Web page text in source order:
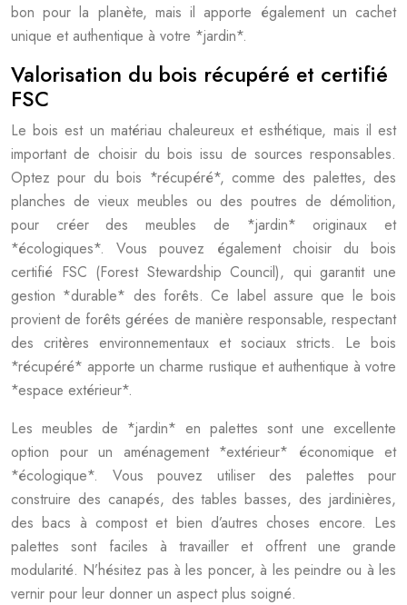
bon pour la planète, mais il apporte également un cachet
unique et authentique à votre *jardin*.
Valorisation du bois récupéré et certifié
FSC
Le bois est un matériau chaleureux et esthétique, mais il est
important de choisir du bois issu de sources responsables.
Optez pour du bois *récupéré*, comme des palettes, des
planches de vieux meubles ou des poutres de démolition,
pour créer des meubles de *jardin* originaux et
*écologiques*. Vous pouvez également choisir du bois
certifié FSC (Forest Stewardship Council), qui garantit une
gestion *durable* des forêts. Ce label assure que le bois
provient de forêts gérées de manière responsable, respectant
des critères environnementaux et sociaux stricts. Le bois
*récupéré* apporte un charme rustique et authentique à votre
*espace extérieur*.
Les meubles de *jardin* en palettes sont une excellente
option pour un aménagement *extérieur* économique et
*écologique*. Vous pouvez utiliser des palettes pour
construire des canapés, des tables basses, des jardinières,
des bacs à compost et bien d’autres choses encore. Les
palettes sont faciles à travailler et offrent une grande
modularité. N’hésitez pas à les poncer, à les peindre ou à les
vernir pour leur donner un aspect plus soigné.